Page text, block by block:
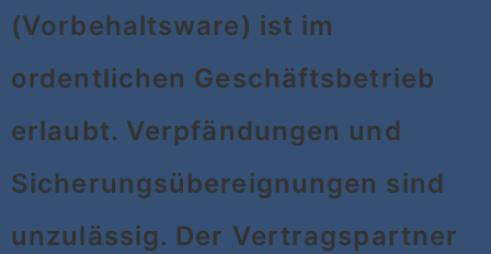
(Vorbehaltsware) ist im
ordentlichen Geschäftsbetrieb
erlaubt. Verpfändungen und
Sicherungsübereignungen sind
unzulässig. Der Vertragspartner